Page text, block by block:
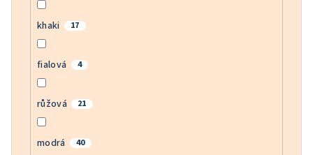
khaki 17
fialová 4
růžová 21
modrá 40